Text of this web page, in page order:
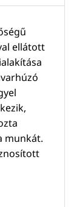
ellátott
munkát.